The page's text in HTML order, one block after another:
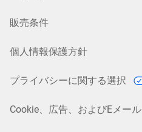
販売条件
個人情報保護方針
プライバシーに関する選択
Cookie、広告、およびEメール